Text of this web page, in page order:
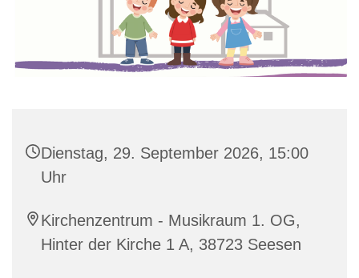
Dienstag, 29. September 2026, 15:00
Uhr
Kirchenzentrum - Musikraum 1. OG,
Hinter der Kirche 1 A, 38723 Seesen